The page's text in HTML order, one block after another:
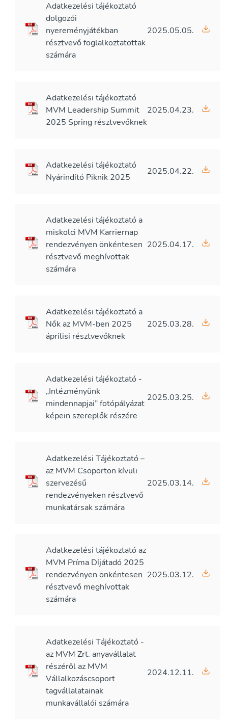
Adatkezelési tájékoztató
dolgozói
nyereményjátékban
résztvevő foglalkoztatottak
számára
2025.05.05.
Adatkezelési tájékoztató
MVM Leadership Summit
2025 Spring résztvevőknek
2025.04.23.
Adatkezelési tájékoztató
Nyárindító Piknik 2025
2025.04.22.
Adatkezelési tájékoztató a
miskolci MVM Karriernap
rendezvényen önkéntesen
résztvevő meghívottak
számára
2025.04.17.
Adatkezelési tájékoztató a
Nők az MVM-ben 2025
áprilisi résztvevőknek
2025.03.28.
Adatkezelési tájékoztató -
„Intézményünk
mindennapjai” fotópályázat
képein szereplők részére
2025.03.25.
Adatkezelési Tájékoztató –
az MVM Csoporton kívüli
szervezésű
rendezvényeken résztvevő
munkatársak számára
2025.03.14.
Adatkezelési tájékoztató az
MVM Príma Díjátadó 2025
rendezvényen önkéntesen
résztvevő meghívottak
számára
2025.03.12.
Adatkezelési Tájékoztató -
az MVM Zrt. anyavállalat
részéről az MVM
Vállalkozáscsoport
tagvállalatainak
munkavállalói számára
2024.12.11.